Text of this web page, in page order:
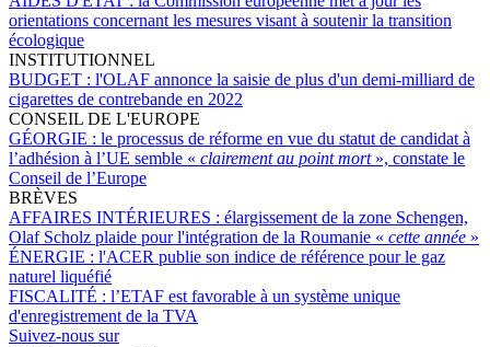
orientations concernant les mesures visant à soutenir la transition
écologique
INSTITUTIONNEL
BUDGET : l'OLAF annonce la saisie de plus d'un demi-milliard de
cigarettes de contrebande en 2022
CONSEIL DE L'EUROPE
GÉORGIE : le processus de réforme en vue du statut de candidat à
l’adhésion à l’UE semble « clairement au point mort », constate le
Conseil de l’Europe
BRÈVES
AFFAIRES INTÉRIEURES : élargissement de la zone Schengen,
Olaf Scholz plaide pour l'intégration de la Roumanie « cette année »
ÉNERGIE : l'ACER publie son indice de référence pour le gaz
naturel liquéfié
FISCALITÉ : l’ETAF est favorable à un système unique
d'enregistrement de la TVA
Suivez-nous sur